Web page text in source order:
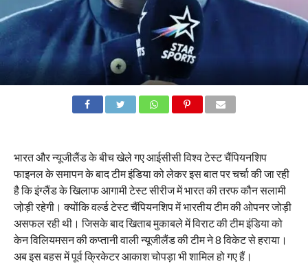
भारत और न्यूजीलैंड के बीच खेले गए आईसीसी विश्व टेस्ट चैंपियनशिप
फाइनल के समापन के बाद टीम इंडिया को लेकर इस बात पर चर्चा की जा रही
है कि इंग्लैंड के खिलाफ आगामी टेस्ट सीरीज में भारत की तरफ कौन सलामी
जो़ड़ी रहेगी। क्योंकि वर्ल्ड टेस्ट चैंपियनशिप में भारतीय टीम की ओपनर जोड़ी
असफल रही थी। जिसके बाद खिताब मुकाबले में विराट की टीम इंडिया को
केन विलियमसन की कप्तानी वाली न्यूजीलैंड की टीम ने 8 विकेट से हराया।
अब इस बहस में पूर्व क्रिकेटर आकाश चोपड़ा भी शामिल हो गए हैं।